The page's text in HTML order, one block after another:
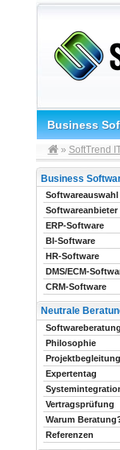
Business
» SoftTrend
Business
Softwareauswahl
Softwareanbieter
ERP-Software
BI-Software
HR-Software
DMS/ECM-
CRM-Software
Neutrale
Softwareberatung
Philosophie
Projektbegleitung
Expertentag
Vertragsprüfung
Warum
Referenzen